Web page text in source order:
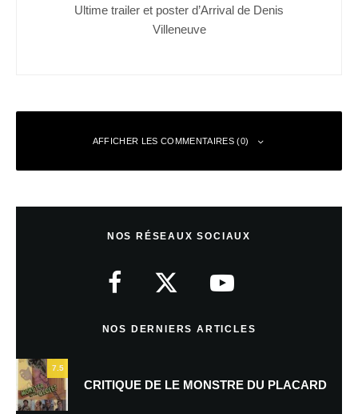
Ultime trailer et poster d’Arrival de Denis
Villeneuve
AFFICHER LES COMMENTAIRES (0)
NOS RÉSEAUX SOCIAUX
NOS DERNIERS ARTICLES
7.5
CRITIQUE DE LE MONSTRE DU PLACARD